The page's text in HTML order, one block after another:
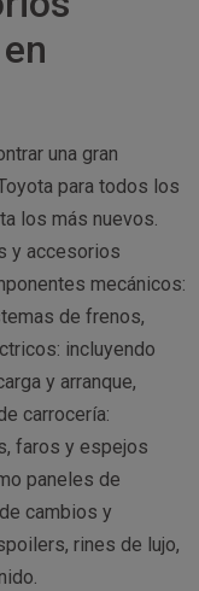
una gran
para todos los
los más nuevos.
y accesorios
mecánicos:
de frenos,
incluyendo
y arranque,
carrocería:
faros y espejos
paneles de
cambios y
rines de lujo,